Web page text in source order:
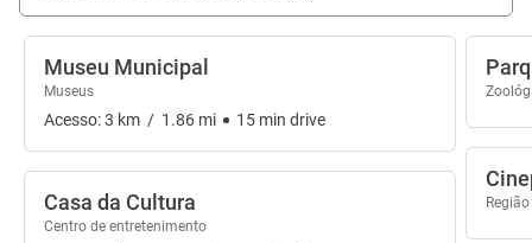
Museu Municipal
Museus
Acesso:3 km / 1.86 mi 15 min drive
Casa da Cultura
Centro de entretenimento